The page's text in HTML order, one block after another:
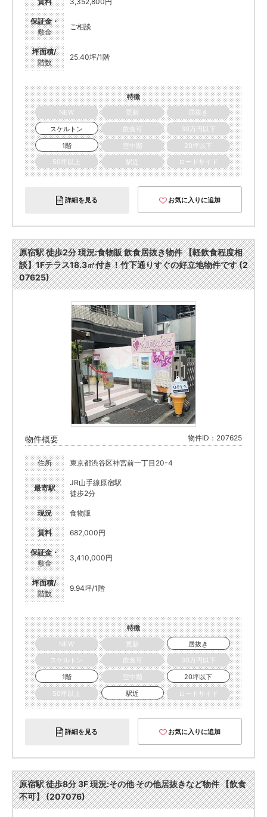
保証金・
敷金
ご相談
坪面積/
階数
25.40坪/1階
特徴
NEW
更新
居抜き
スケルトン
飲食可
30万円以下
1階
空中階
20坪以下
50坪以上
駅近 ロードサイド
詳細を見る お気に入りに追加
原宿駅 徒歩2分 現況:食物販 飲食居抜き物件 【軽飲食程度相
談】1Fテラス18.3㎡付き！竹下通りすぐの好立地物件です (2
07625)
物件概要 物件ID：207625
住所 東京都渋谷区神宮前一丁目20-4
最寄駅
JR山手線原宿駅
徒歩2分
現況 食物販
賃料 682,000円
保証金・
敷金
3,410,000円
坪面積/
階数
9.94坪/1階
特徴
NEW
更新
居抜き
スケルトン
飲食可
30万円以下
1階
空中階
20坪以下
50坪以上
駅近 ロードサイド
詳細を見る お気に入りに追加
原宿駅 徒歩8分 3F 現況:その他 その他居抜きなど物件 【飲食
不可】 (207076)